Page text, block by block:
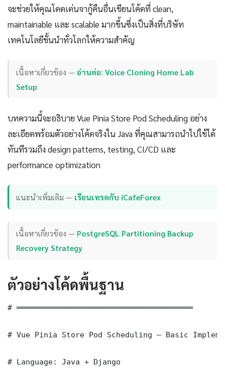
จะช่วยให้คุณโดดเด่นจากู้คืนอื่นเขียนโค้ดที่ clean,
maintainable และ scalable มากขึ้นซึ่งเป็นสิ่งที่บริษัท
เทคโนโลยีชั้นนำทั่วโลกให้ความสำคัญ
เนื้อหาเกี่ยวข้อง —อ่านต่อ: Voice Cloning Home Lab
Setup
บทความนี้จะอธิบาย Vue Pinia Store Pod Scheduling อย่าง
ละเอียดพร้อมตัวอย่างโค้ดจริงใน Java ที่คุณสามารถนำไปใช้ได้
ทันทีรวมถึง design patterns, testing, CI/CD และ
performance optimization
แนะนำเพิ่มเติม — เรียนเทรดกับ iCafeForex
เนื้อหาเกี่ยวข้อง — PostgreSQL Partitioning Backup
Recovery Strategy
ตัวอย่างโค้ดพื้นฐาน
# ═══════════════════════════════════════
# Vue Pinia Store Pod Scheduling — Basic
# Language: Java + Django